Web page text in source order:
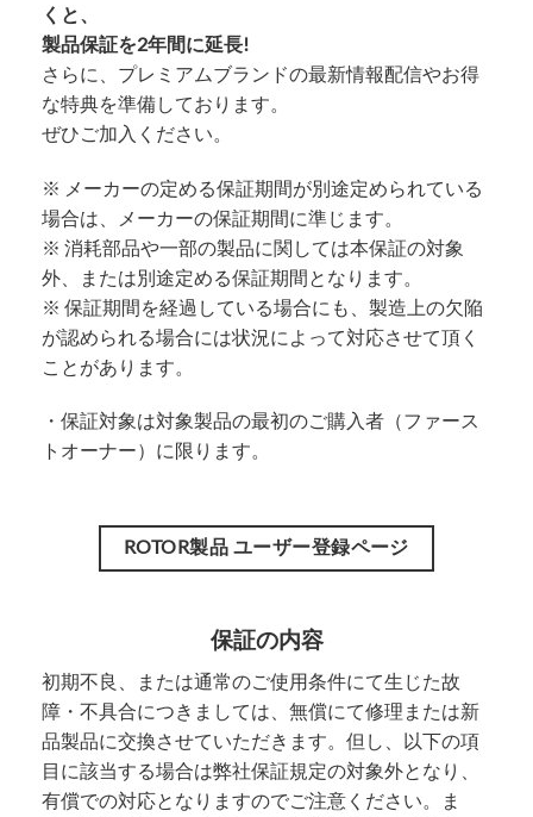
くと、
製品保証を2年間に延長!
さらに、プレミアムブランドの最新情報配信やお得
な特典を準備しております。
ぜひご加入ください。
※ メーカーの定める保証期間が別途定められている
場合は、メーカーの保証期間に準じます。
※ 消耗部品や一部の製品に関しては本保証の対象
外、または別途定める保証期間となります。
※ 保証期間を経過している場合にも、製造上の欠陥
が認められる場合には状況によって対応させて頂く
ことがあります。
・保証対象は対象製品の最初のご購入者（ファース
トオーナー）に限ります。
ROTOR製品 ユーザー登録ページ
保証の内容
初期不良、または通常のご使用条件にて生じた故
障・不具合につきましては、無償にて修理または新
品製品に交換させていただきます。但し、以下の項
目に該当する場合は弊社保証規定の対象外となり、
有償での対応となりますのでご注意ください。ま